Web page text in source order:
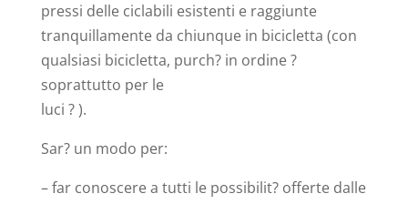
pressi delle ciclabili esistenti e raggiunte
tranquillamente da chiunque in bicicletta (con
qualsiasi bicicletta, purch? in ordine ?
soprattutto per le
luci ? ).
Sar? un modo per:
– far conoscere a tutti le possibilit? offerte dalle